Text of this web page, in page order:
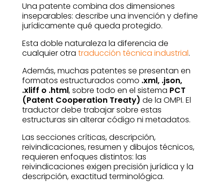
Una patente combina dos dimensiones
inseparables: describe una invención y define
jurídicamente qué queda protegido.
Esta doble naturaleza la diferencia de
cualquier otra traducción técnica industrial.
Además, muchas patentes se presentan en
formatos estructurados como .xml, .json,
.xliff o .html, sobre todo en el sistema PCT
(Patent Cooperation Treaty) de la OMPI. El
traductor debe trabajar sobre estas
estructuras sin alterar código ni metadatos.
Las secciones críticas, descripción,
reivindicaciones, resumen y dibujos técnicos,
requieren enfoques distintos: las
reivindicaciones exigen precisión jurídica y la
descripción, exactitud terminológica.